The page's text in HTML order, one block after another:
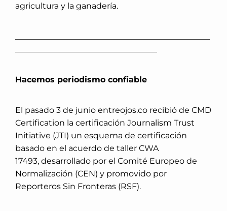
agricultura y la ganadería.
Hacemos periodismo confiable
El pasado 3 de junio entreojos.co recibió de CMD
Certification la certificación Journalism Trust
Initiative (JTI) un esquema de certificación
basado en el acuerdo de taller CWA
17493, desarrollado por el Comité Europeo de
Normalización (CEN) y promovido por
Reporteros Sin Fronteras (RSF).